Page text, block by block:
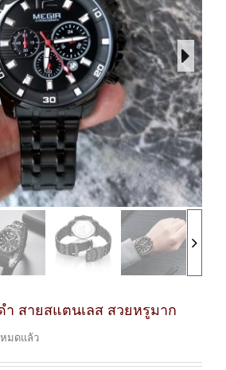
ำ สายสแตนเลส สวยหรูมาก
มดแล้ว